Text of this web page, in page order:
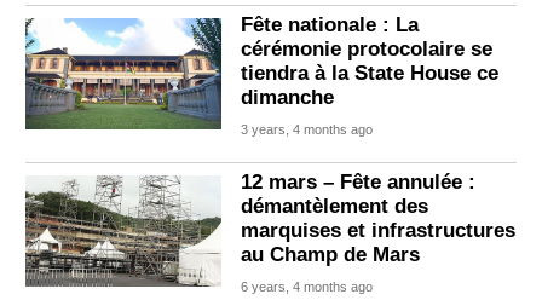
Fête nationale : La
cérémonie protocolaire se
tiendra à la State House ce
dimanche
3 years, 4 months ago
12 mars – Fête annulée :
démantèlement des
marquises et infrastructures
au Champ de Mars
6 years, 4 months ago